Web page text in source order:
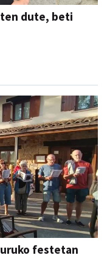
dute, beti
festetan